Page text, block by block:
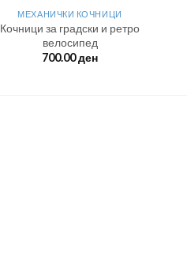
МЕХАНИЧКИ КОЧНИЦИ
Кочници за градски и ретро
велосипед
700.00ден